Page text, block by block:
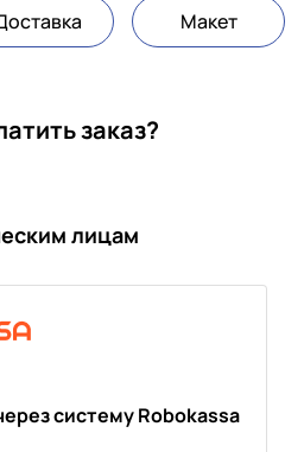
Макет
заказ?
лицам
систему Robokassa